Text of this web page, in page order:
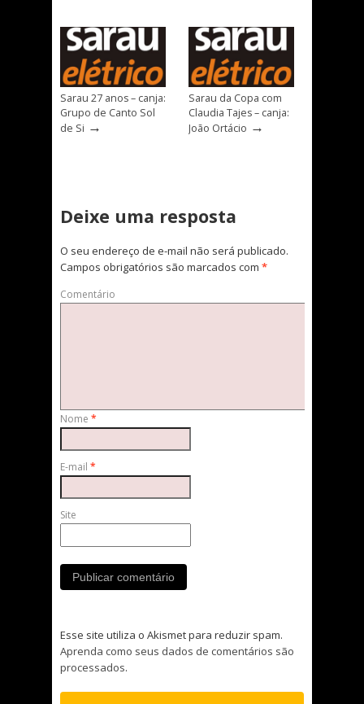
Sarau 27 anos – canja:
Grupo de Canto Sol
de Si →
Sarau da Copa com
Claudia Tajes – canja:
João Ortácio →
Deixe uma resposta
O seu endereço de e-mail não será publicado.
Campos obrigatórios são marcados com *
Comentário
Nome *
E-mail *
Site
Esse site utiliza o Akismet para reduzir spam.
Aprenda como seus dados de comentários são
processados.